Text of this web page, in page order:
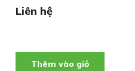
Liên hệ
Thêm vào giỏ